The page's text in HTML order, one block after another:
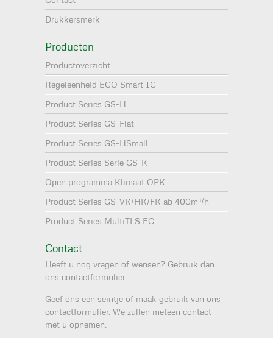
Drukkersmerk
Producten
Productoverzicht
Regeleenheid ECO Smart IC
Product Series GS-H
Product Series GS-Flat
Product Series GS-HSmall
Product Series Serie GS-K
Open programma Klimaat OPK
Product Series GS-VK/HK/FK ab 400m³/h
Product Series MultiTLS EC
Contact
Heeft u nog vragen of wensen? Gebruik dan
ons contactformulier.
Geef ons een seintje of maak gebruik van ons
contactformulier. We zullen meteen contact
met u opnemen.